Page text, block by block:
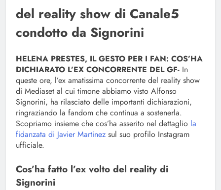
del reality show di Canale5
condotto da Signorini
HELENA PRESTES, IL GESTO PER I FAN: COS’HA
DICHIARATO L’EX CONCORRENTE DEL GF- In
queste ore, l’ex amatissima concorrente del reality show
di Mediaset al cui timone abbiamo visto Alfonso
Signorini, ha rilasciato delle importanti dichiarazioni,
ringraziando la fandom che continua a sostenerla.
Scopriamo insieme che cos’ha asserito nel dettaglio la
fidanzata di Javier Martinez sul suo profilo Instagram
ufficiale.
Cos’ha fatto l’ex volto del reality di
Signorini